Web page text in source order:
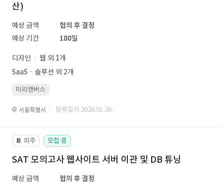
산)
예상 금액
협의 후 결정
예상 기간
180일
디자인
웹 외 1개
SaaSㆍ솔루션 외 2개
미리캔버스
서울특별시 · 등록일자 2026.01.26.
📔 외주 모집 중
SAT 모의고사 웹사이트 서버 이관 및 DB 튜닝
예상 금액
협의 후 결정